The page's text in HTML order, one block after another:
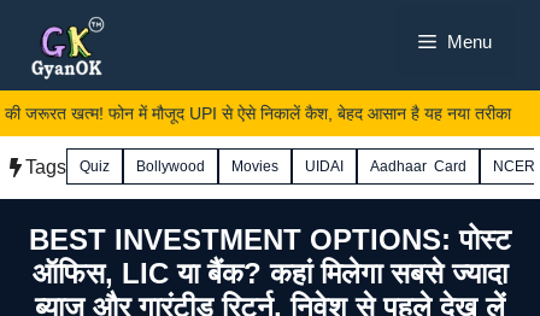
content
Menu
जरूरत खत्म! फोन में मौजूद UPI से ऐसे निकालें कैश, बेहद आसान है यह नया तरीका
Tags Quiz Bollywood Movies UIDAI Aadhaar Card
BEST INVESTMENT OPTIONS: पोस्ट
ऑफिस, LIC या बैंक? कहां मिलेगा सबसे ज्यादा
ब्याज और गारंटीड रिटर्न, निवेश से पहले देख लें